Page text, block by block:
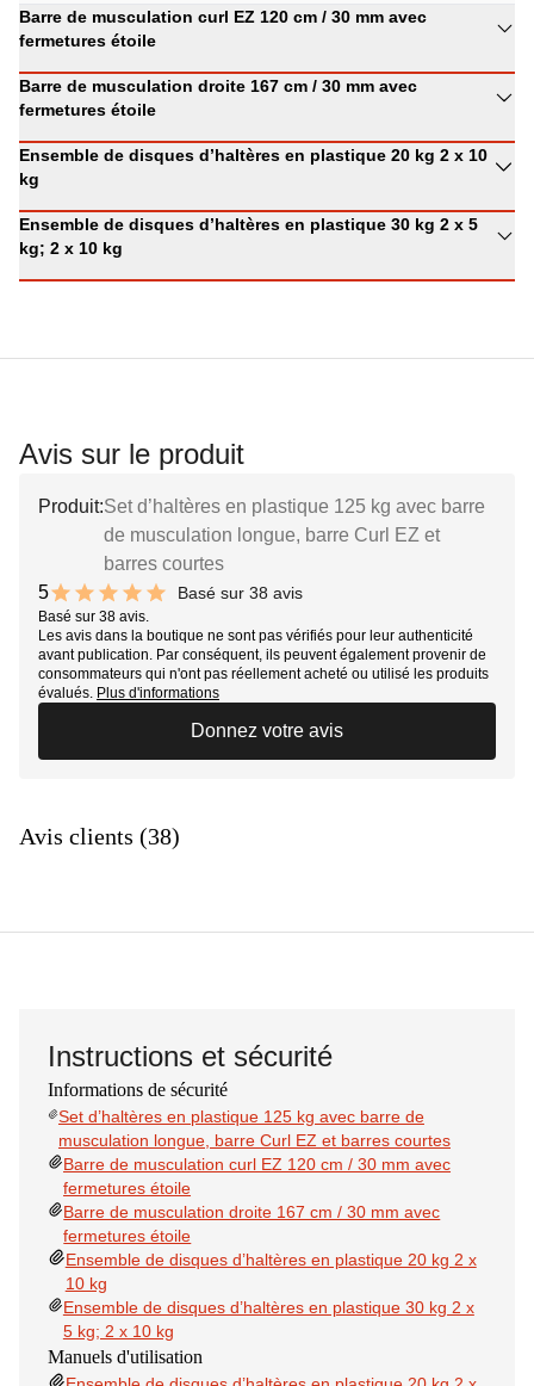
Barre de musculation curl EZ 120 cm / 30 mm avec
fermetures étoile
Barre de musculation droite 167 cm / 30 mm avec
fermetures étoile
Ensemble de disques d’haltères en plastique 20 kg 2 x 10
kg
Ensemble de disques d’haltères en plastique 30 kg 2 x 5
kg; 2 x 10 kg
Avis sur le produit
Produit:Set d’haltères en plastique 125 kg avec barre
de musculation longue, barre Curl EZ et
barres courtes
5
10 out of 10 stars
Basé sur 38 avis
Basé sur 38 avis.
Les avis dans la boutique ne sont pas vérifiés pour leur authenticité
avant publication. Par conséquent, ils peuvent également provenir de
consommateurs qui n'ont pas réellement acheté ou utilisé les produits
évalués. Plus d'informations
Donnez votre avis
Avis clients (38)
Instructions et sécurité
Informations de sécurité
Set d’haltères en plastique 125 kg avec barre de
musculation longue, barre Curl EZ et barres courtes
Barre de musculation curl EZ 120 cm / 30 mm avec
fermetures étoile
Barre de musculation droite 167 cm / 30 mm avec
fermetures étoile
Ensemble de disques d’haltères en plastique 20 kg 2 x
10 kg
Ensemble de disques d’haltères en plastique 30 kg 2 x
5 kg; 2 x 10 kg
Manuels d'utilisation